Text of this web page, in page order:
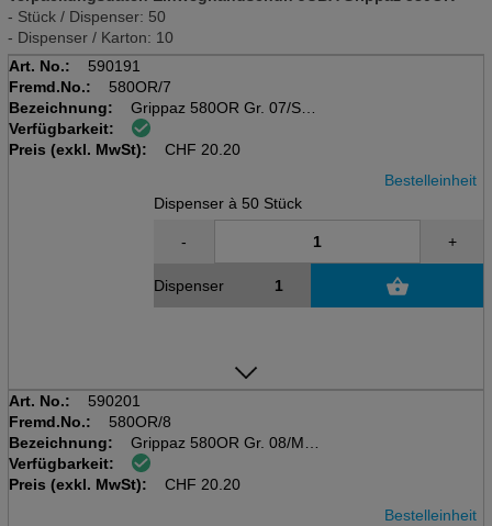
- Stück / Dispenser: 50
- Dispenser / Karton: 10
Art. No.:
590191
Fremd.No.:
580OR/7
Bezeichnung:
Grippaz 580OR Gr. 07/S
nitril, 0.15mm
orange, 24cm, Disp. 50 Stk
Verfügbarkeit:
Preis (exkl. MwSt):
CHF 20.20
Bestelleinheit
Dispenser à 50 Stück
- +
Dispenser
Art. No.:
590201
Fremd.No.:
580OR/8
Bezeichnung:
Grippaz 580OR Gr. 08/M
nitril, 0.15mm
orange, 24cm, Disp. 50 Stk
Verfügbarkeit:
Preis (exkl. MwSt):
CHF 20.20
Bestelleinheit